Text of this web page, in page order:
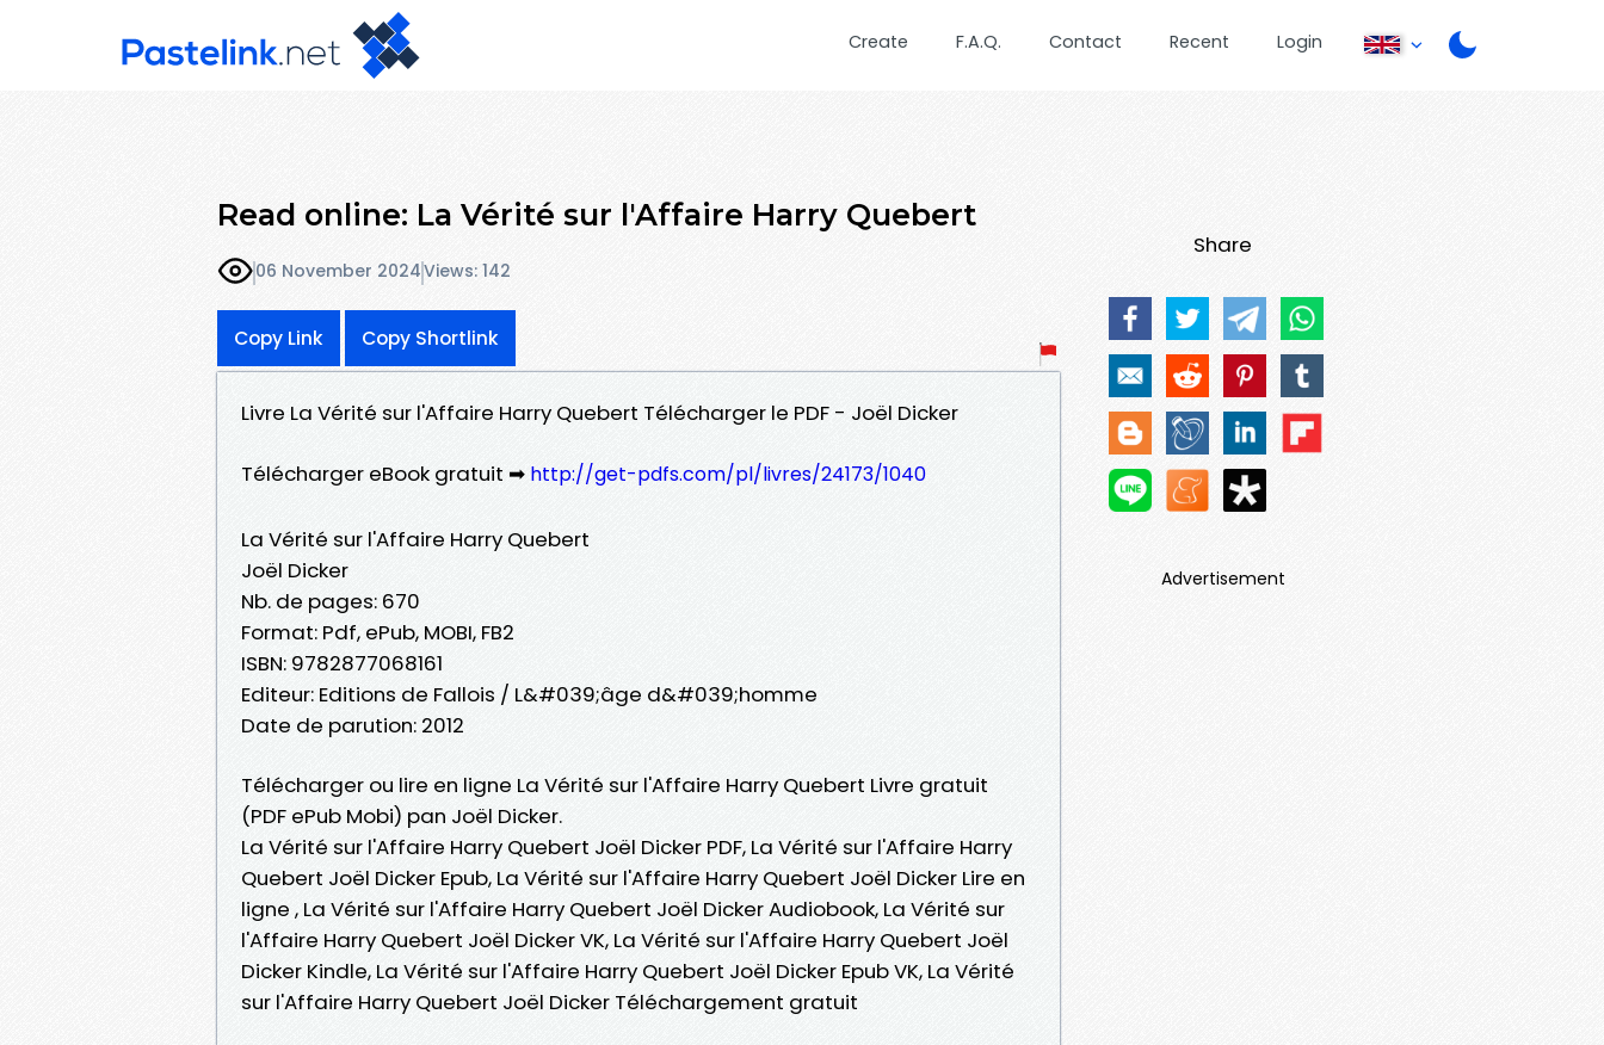
Create F.A.Q. Contact Recent Login
Read online: La Vérité sur l'Affaire Harry Quebert
06 November 2024Views: 142
Copy Link Copy Shortlink
Livre La Vérité sur l'Affaire Harry Quebert Télécharger le PDF - Joël Dicker
Télécharger eBook gratuit ➡ http://get-pdfs.com/pl/livres/24173/1040
La Vérité sur l'Affaire Harry Quebert
Joël Dicker
Nb. de pages: 670
Format: Pdf, ePub, MOBI, FB2
ISBN: 9782877068161
Editeur: Editions de Fallois / L&#039;âge d&#039;homme
Date de parution: 2012
Télécharger ou lire en ligne La Vérité sur l'Affaire Harry Quebert Livre gratuit
(PDF ePub Mobi) pan Joël Dicker.
La Vérité sur l'Affaire Harry Quebert Joël Dicker PDF, La Vérité sur l'Affaire Harry
Quebert Joël Dicker Epub, La Vérité sur l'Affaire Harry Quebert Joël Dicker Lire en
ligne , La Vérité sur l'Affaire Harry Quebert Joël Dicker Audiobook, La Vérité sur
l'Affaire Harry Quebert Joël Dicker VK, La Vérité sur l'Affaire Harry Quebert Joël
Dicker Kindle, La Vérité sur l'Affaire Harry Quebert Joël Dicker Epub VK, La Vérité
sur l'Affaire Harry Quebert Joël Dicker Téléchargement gratuit
Share
Advertisement